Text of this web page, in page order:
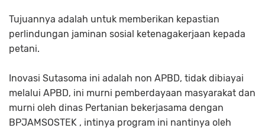
Tujuannya adalah untuk memberikan kepastian
perlindungan jaminan sosial ketenagakerjaan kepada
petani.
Inovasi Sutasoma ini adalah non APBD, tidak dibiayai
melalui APBD, ini murni pemberdayaan masyarakat dan
murni oleh dinas Pertanian bekerjasama dengan
BPJAMSOSTEK , intinya program ini nantinya oleh